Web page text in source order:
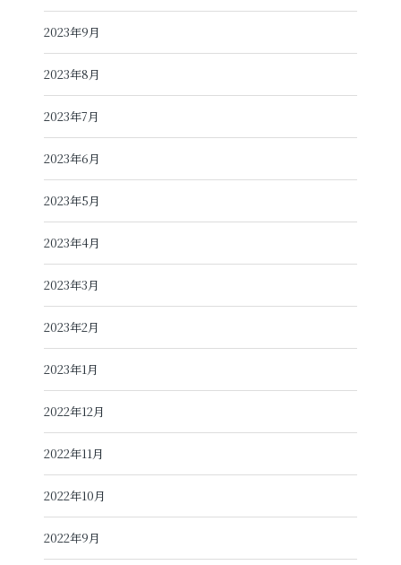
2023年9月
2023年8月
2023年7月
2023年6月
2023年5月
2023年4月
2023年3月
2023年2月
2023年1月
2022年12月
2022年11月
2022年10月
2022年9月